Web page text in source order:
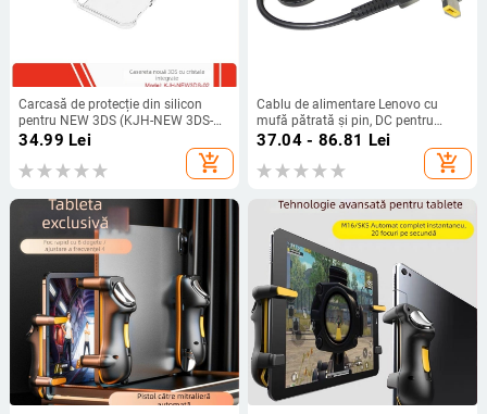
Carcasă de protecție din silicon
pentru NEW 3DS (KJH-NEW 3DS-
02) – design monobloc transparent,
protecție, senzație îmbunătățită
34.99 Lei
add_shopping_cart
Cablu de alimentare Lenovo cu
mufă pătrată și pin, DC pentru
laptop 90W/170W/230W
37.04 - 86.81 Lei
add_shopping_cart